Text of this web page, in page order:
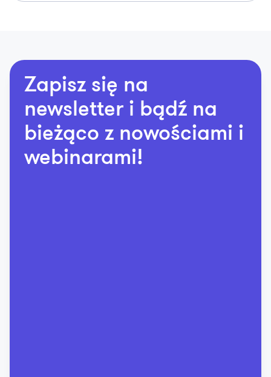
Zapisz się na
newsletter i bądź na
bieżąco z nowościami i
webinarami!